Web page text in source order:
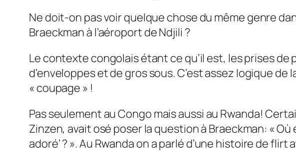
Ne doit-on pas voir quelque chose du même genre
Braeckman à l’aéroport de Ndjili ?
Le contexte congolais étant ce qu’il est, les prises
d’enveloppes et de gros sous. C’est assez logique
« coupage » !
Pas seulement au Congo mais aussi au Rwanda!
Zinzen, avait osé poser la question à Braeckman: « Où
adoré’ ? ».Au Rwanda on a parlé d’une histoire de